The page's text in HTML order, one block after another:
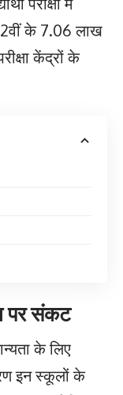
के 7.06 लाख
केंद्रों के
पर संकट
के लिए
इन स्कूलों के